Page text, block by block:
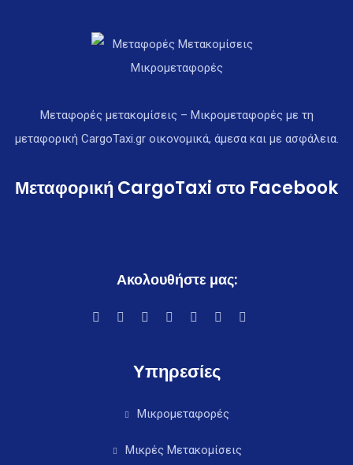
Μεταφορές μετακομίσεις – Μικρομεταφορές με τη
μεταφορική CargoTaxi.gr οικονομικά, άμεσα και με ασφάλεια.
Μεταφορική CargoTaxi στο Facebook
Ακολουθήστε μας:
Υπηρεσίες
Μικρομεταφορές
Μικρές Μετακομίσεις